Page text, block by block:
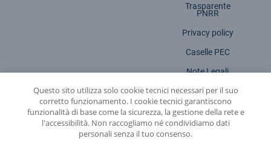
Trasparente
PNRR
Privacy policy
Caselle PEC
Note Legali
Dichiarazione accessibilità
Questo sito utilizza solo cookie tecnici necessari per il suo
corretto funzionamento. I cookie tecnici garantiscono
funzionalità di base come la sicurezza, la gestione della rete e
l'accessibilità. Non raccogliamo né condividiamo dati
personali senza il tuo consenso.